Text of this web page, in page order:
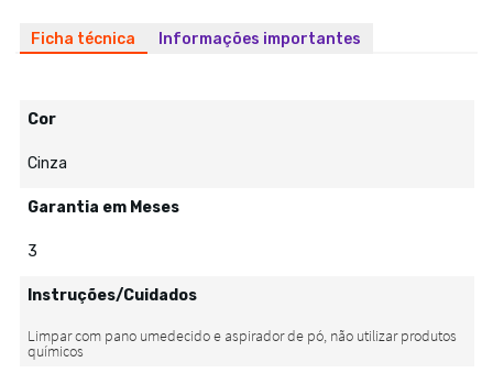
Ficha técnica Informações importantes
Cor
Cinza
Garantia em Meses
3
Instruções/Cuidados